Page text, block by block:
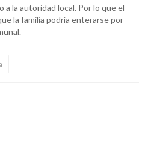
la autoridad local. Por lo que el
la familia podría enterarse por